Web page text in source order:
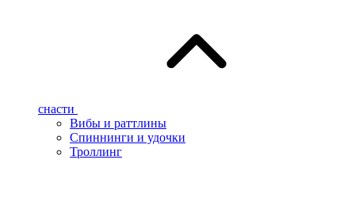
снасти
Вибы и раттлины
Спиннинги и удочки
Троллинг